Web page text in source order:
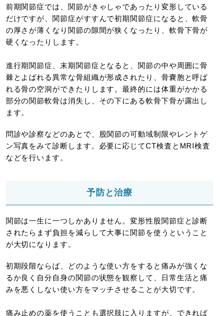
前期関節症では、関節がきゃしゃであったり変形している
だけですが、関節症がすすんで初期関節症になると、軟骨
の厚さが薄くなり関節の隙間が狭くなったり、軟骨下骨が
硬くなったりします。
進行期関節症、末期関節症となると、関節の中や周囲に骨
棘とよばれる異常な骨組織が形成されたり、骨嚢胞と呼ば
れる骨の空洞ができたりします。最終的には体重がかかる
部分の関節軟骨は消失し、その下にある軟骨下骨が露出し
ます。
問診や診察などのあとで、股関節の可動域制限やレントゲ
ン写真をみて診断します。必要に応じてCT検査とMRI検査
などを行います。
予防と治療
関節は一生に一つしかありません。変形性股関節症と診断
されたらまず負担を減らして大事に関節を使うということ
が大切になります。
初期段階ならば、どのような使い方をすると痛みが強くな
るか良く自分自身の関節の状態を観察して、日常生活と痛
みを悪くしない使い方をマッチさせることが大切です。
痛み止めの薬を使うことも選択肢に入りますが、できれば